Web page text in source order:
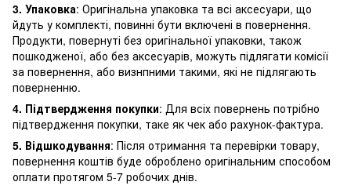
3. Упаковка: Оригінальна упаковка та всі аксесуари, що
йдуть у комплекті, повинні бути включені в повернення.
Продукти, повернуті без оригінальної упаковки, також
пошкодженої, або без аксесуарів, можуть підлягати комісії
за повернення, або визнпними такими, які не підлягають
поверненню.
4. Підтвердження покупки: Для всіх повернень потрібно
підтвердження покупки, таке як чек або рахунок-фактура.
5. Відшкодування: Після отримання та перевірки товару,
повернення коштів буде оброблено оригінальним способом
оплати протягом 5-7 робочих днів.